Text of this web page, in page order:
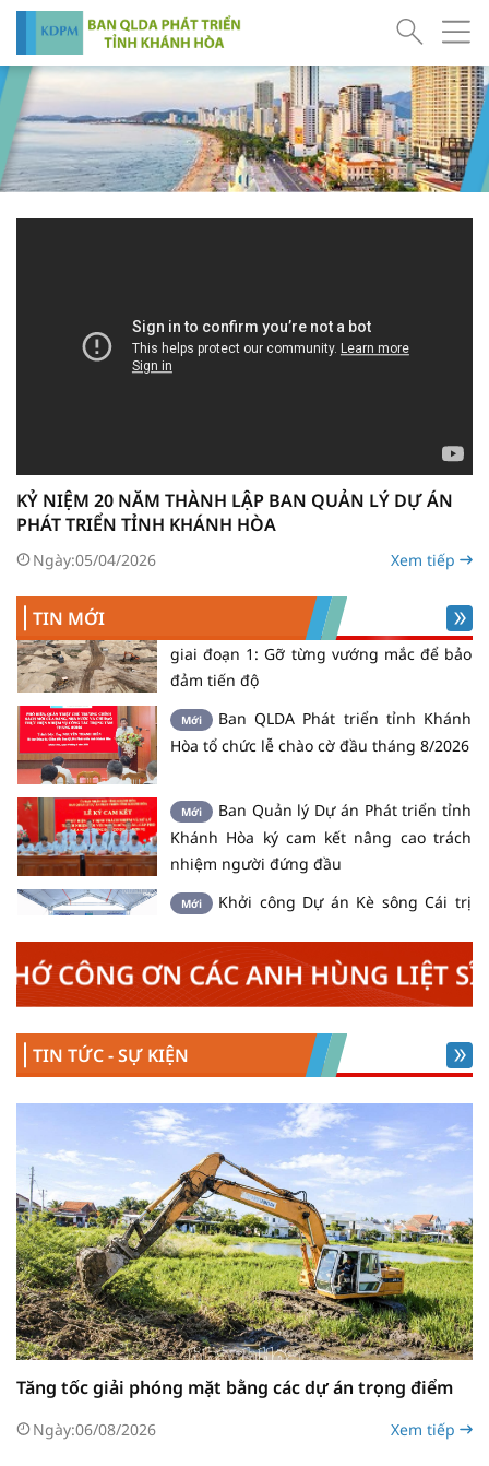
KỶ NIỆM 20 NĂM THÀNH LẬP BAN QUẢN LÝ DỰ ÁN
PHÁT TRIỂN TỈNH KHÁNH HÒA
Ngày:05/04/2026 Xem tiếp
TIN MỚI
ủy, Đoàn Đại biểu Quốc hội, HĐND và
Trang trọng Lễ chào cờ tháng
7/2026 tại Ban QLDA Phát triển tỉnh
Khánh Hòa
Dự án Khu tái định cư Vạn Thắng
giai đoạn 1: Gỡ từng vướng mắc để bảo
Ban QLDA Phát triển tỉnh Khánh
Hòa tổ chức lễ chào cờ đầu tháng 8/2026
Mới
Ban Quản lý Dự án Phát triển tỉnh
nhiệm người đứng đầu
Khởi công Dự án Kè sông Cái trị
giá khoảng 300 tỷ đồng
Mới
Gắn biển công trình xanh quốc tế
EDGE Advanced cho tổ hợp Trụ sở Tỉnh
ủy, Đoàn Đại biểu Quốc hội, HĐND và
Mới
Trang trọng Lễ chào cờ tháng
7/2026 tại Ban QLDA Phát triển tỉnh
Mới
Dự án Khu tái định cư Vạn Thắng
giai đoạn 1: Gỡ từng vướng mắc để bảo
đảm tiến độ
Mới
Ban QLDA Phát triển tỉnh Khánh
Hòa tổ chức lễ chào cờ đầu tháng 8/2026
Mới
Ban Quản lý Dự án Phát triển tỉnh
Khánh Hòa ký cam kết nâng cao trách
nhiệm người đứng đầu
Mới
Khởi công Dự án Kè sông Cái trị
CÁC ANH HÙNG LIỆT SĨ!
TIN TỨC - SỰ KIỆN
Tăng tốc giải phóng mặt bằng các dự án trọng điểm
Ngày:06/08/2026 Xem tiếp